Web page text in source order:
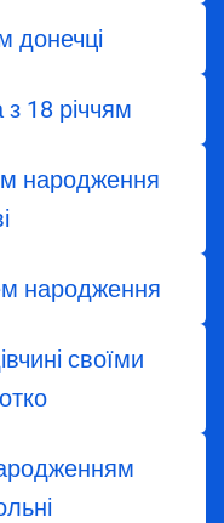
донечці
18 річчям
народження
народження
своїми